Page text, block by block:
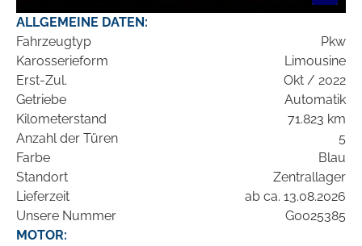
ALLGEMEINE DATEN:
Fahrzeugtyp
Pkw
Karosserieform
Limousine
Erst-Zul.
Okt / 2022
Getriebe
Automatik
Kilometerstand
71.823 km
Anzahl der Türen
5
Farbe
Blau
Standort
Zentrallager
Lieferzeit
ab ca. 13.08.2026
Unsere Nummer
G0025385
MOTOR: